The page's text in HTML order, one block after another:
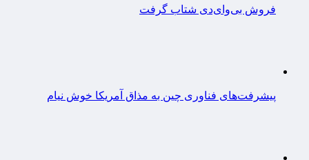
فروش بی‌وای‌دی شتاب گرفت
پیشرفت‌های فناوری چین به مذاق آمریکا خوش نیام